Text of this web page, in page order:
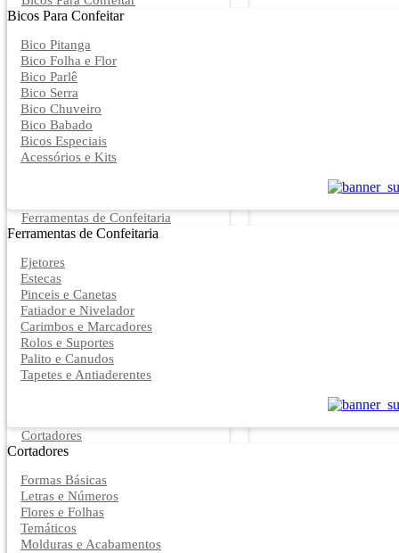
Bicos Para Confeitar
Bico Pitanga
Bico Folha e Flor
Bico Parlê
Bico Serra
Bico Chuveiro
Bico Babado
Bicos Especiais
Acessórios e Kits
Ferramentas de Confeitaria
Ferramentas de Confeitaria
Ejetores
Estecas
Pinceis e Canetas
Fatiador e Nivelador
Carimbos e Marcadores
Rolos e Suportes
Palito e Canudos
Tapetes e Antiaderentes
Cortadores
Cortadores
Formas Básicas
Letras e Números
Flores e Folhas
Temáticos
Molduras e Acabamentos